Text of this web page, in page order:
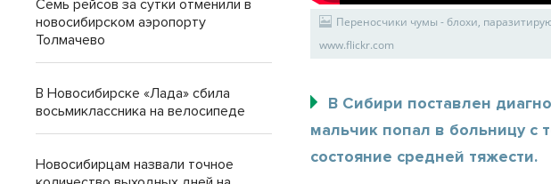
Переносчики чумы - блохи,
www.flickr.com
В Сибири поставлен
мальчик попал в больницу с
состояние средней тяжести.
Семь рейсов за сутки отменили в
новосибирском аэропорту
Толмачево
В Новосибирске «Лада» сбила
восьмиклассника на велосипеде
Новосибирцам назвали точное